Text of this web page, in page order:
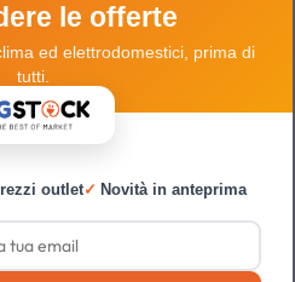
le offerte
ed elettrodomestici, prima di
tutti.
outlet✓ Novità in anteprima